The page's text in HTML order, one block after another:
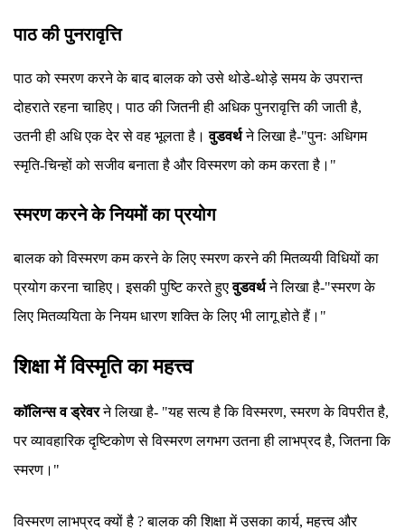
पाठ की पुनरावृत्ति
पाठ को स्मरण करने के बाद बालक को उसे थोडे-थोड़े समय के उपरान्त
दोहराते रहना चाहिए। पाठ की जितनी ही अधिक पुनरावृत्ति की जाती है,
उतनी ही अधि एक देर से वह भूलता है।वुडवर्थने लिखा है-"पुनः अधिगम
स्मृति-चिन्हों को सजीव बनाता है और विस्मरण को कम करता है।"
स्मरण करने के नियमों का प्रयोग
बालक को विस्मरण कम करने के लिए स्मरण करने की मितव्ययी विधियों का
प्रयोग करना चाहिए। इसकी पुष्टि करते हुएवुडवर्थने लिखा है-"स्मरण के
लिए मितव्ययिता के नियम धारण शक्ति के लिए भी लागू होते हैं।"
शिक्षा में विस्मृति का महत्त्व
कॉलिन्स व ड्रेवरने लिखा है- "यह सत्य है कि विस्मरण, स्मरण के विपरीत है,
पर व्यावहारिक दृष्टिकोण से विस्मरण लगभग उतना ही लाभप्रद है, जितना कि
स्मरण।"
विस्मरण लाभप्रद क्यों है ? बालक की शिक्षा में उसका कार्य, महत्त्व और